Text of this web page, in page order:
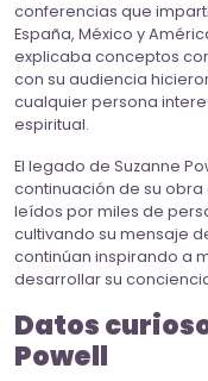
conferencias que
España, México y
explicaba conceptos
con su audiencia
cualquier persona
espiritual.
El legado de Suzanne
continuación de su
leídos por miles de
cultivando su mensaje
continúan inspirando a
desarrollar su
Datos
Powell